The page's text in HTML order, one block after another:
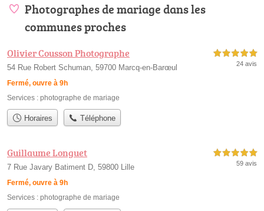
Photographes de mariage dans les
communes proches
Olivier Cousson Photographe
54 Rue Robert Schuman, 59700 Marcq-en-Barœul
Fermé, ouvre à 9h
5,0 étoiles sur 5
24 avis
Services : photographe de mariage
Horaires Téléphone
Guillaume Longuet
7 Rue Javary Batiment D, 59800 Lille
Fermé, ouvre à 9h
5,0 étoiles sur 5
59 avis
Services : photographe de mariage